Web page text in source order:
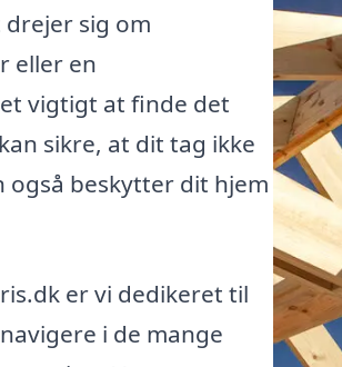
sig om
eller en
vigtigt at finde det
sikre, at dit tag ikke
også beskytter dit hjem
er vi dedikeret til
i de mange